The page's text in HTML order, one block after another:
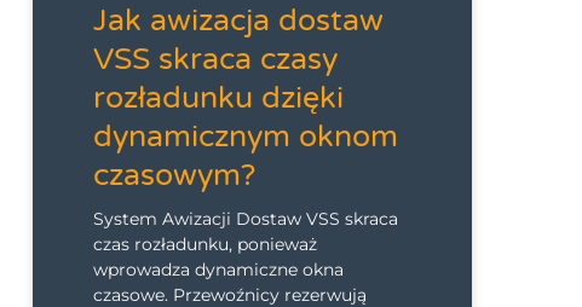
Jak awizacja dostaw
VSS skraca czasy
rozładunku dzięki
dynamicznym oknom
czasowym?
System Awizacji Dostaw VSS skraca
czas rozładunku, ponieważ
wprowadza dynamiczne okna
czasowe. Przewoźnicy rezerwują